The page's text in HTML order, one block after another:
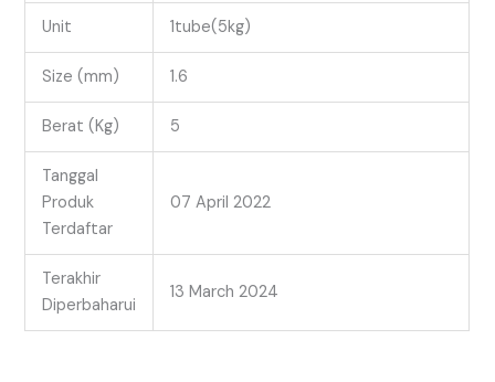
Unit 1tube(5kg)
Size (mm) 1.6
Berat (Kg) 5
Tanggal
Produk
Terdaftar
07 April 2022
Terakhir
Diperbaharui
13 March 2024